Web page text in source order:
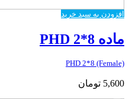
افزودن به سبد خرید
ماده PHD 2*8
PHD 2*8 (Female)
5,600 تومان